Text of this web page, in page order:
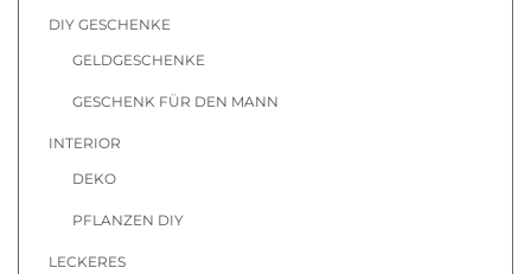
DIY GESCHENKE
GELDGESCHENKE
GESCHENK FÜR DEN MANN
INTERIOR
DEKO
PFLANZEN DIY
LECKERES